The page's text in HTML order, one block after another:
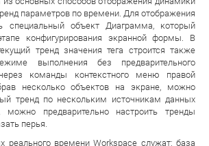
параметров по времени. Для отображения
специальный объект Диаграмма, который
конфигурирования экранной формы. В
тренд значения тега строится также
выполнения без предварительного
через команды контекстного меню правой
несколько объектов на экране, можно
тренд по нескольким источникам данных
можно предварительно настроить тренды
перья.
реального времени Workspace служат: база